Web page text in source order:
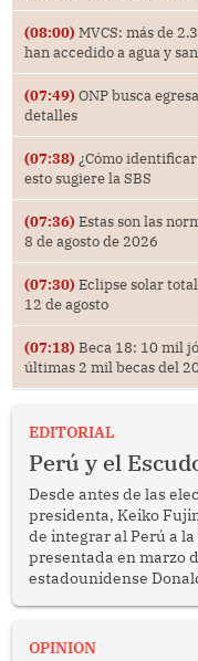
(08:00) MVCS: más de
han accedido a agua y
(07:49) ONP busca
detalles
(07:38) ¿Cómo
esto sugiere la SBS
(07:36) Estas son las
8 de agosto de 2026
(07:30) Eclipse solar
12 de agosto
(07:18) Beca 18: 10 mil
últimas 2 mil becas del
EDITORIAL
Perú y el
Desde antes de las
presidenta, Keiko
de integrar al Perú a
presentada en marzo
estadounidense
OPINION